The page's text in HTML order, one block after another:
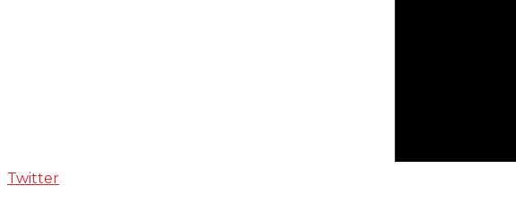
Twitter